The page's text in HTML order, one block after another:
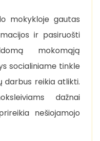
mokykloje gautas
ir pasiruošti
mokomąją
socialiniame tinkle
darbus reikia atlikti.
dažnai
nešiojamojo